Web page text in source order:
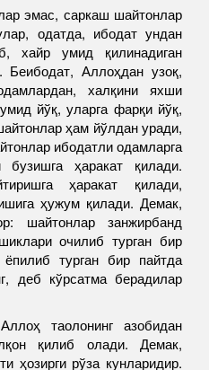
эмас, саркаш шайтонлар
одатда, ибодат ундан
хайр умид қилинадиган
Беибодат, Аллоҳдан узоқ,
халқини яхши
йўқ, уларга фарқи йўқ,
ҳам йўлдан уради,
ибодатли одамларга
ҳаракат қилади.
ҳаракат қилади,
ҳужум қилади. Демак,
шайтонлар занжирбанд
очилиб турган бир
турган бир пайтда
деб кўрсатма берадилар
таолонинг азобидан
қилиб олади. Демак,
ҳозирги рўза кунларидир.